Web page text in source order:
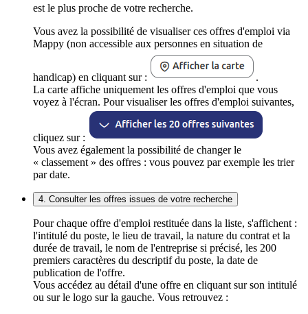
est le plus proche de votre recherche.
Vous avez la possibilité de visualiser ces offres d'emploi via
Mappy (non accessible aux personnes en situation de
handicap) en cliquant sur :
.
La carte affiche uniquement les offres d'emploi que vous
voyez à l'écran. Pour visualiser les offres d'emploi suivantes,
cliquez sur :
Vous avez également la possibilité de changer le
« classement » des offres : vous pouvez par exemple les trier
par date.
4. Consulter les offres issues de votre recherche
Pour chaque offre d'emploi restituée dans la liste, s'affichent :
l'intitulé du poste, le lieu de travail, la nature du contrat et la
durée de travail, le nom de l'entreprise si précisé, les 200
premiers caractères du descriptif du poste, la date de
publication de l'offre.
Vous accédez au détail d'une offre en cliquant sur son intitulé
ou sur le logo sur la gauche. Vous retrouvez :